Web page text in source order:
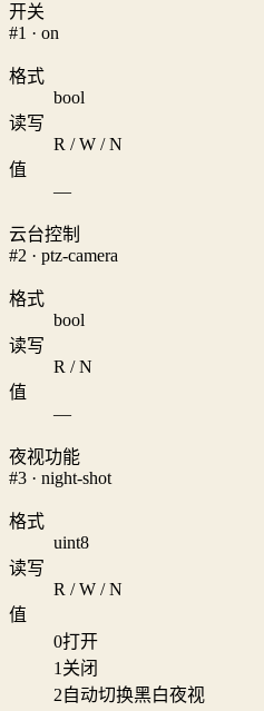
开关
#1 · on
格式
bool
读写
R / W / N
值
—
云台控制
#2 · ptz-camera
格式
bool
读写
R / N
值
—
夜视功能
#3 · night-shot
格式
uint8
读写
R / W / N
值
0打开
1 关闭
2自动切换黑白夜视